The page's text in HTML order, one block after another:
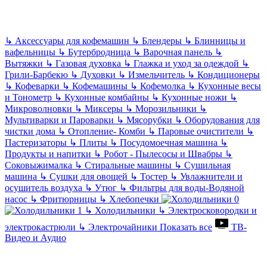
↳ Аксессуары для кофемашин ↳ Блендеры ↳ Блинницы и
вафельницы ↳ Бутербродница ↳ Варочная панель ↳
Вытяжки ↳ Газовая духовка ↳ Глажка и уход за одеждой ↳
Грили-Барбекю ↳ Духовки ↳ Измельчитель ↳ Кондиционеры
↳ Кофеварки ↳ Кофемашины ↳ Кофемолка ↳ Кухонные весы
и Тонометр ↳ Кухонные комбайны ↳ Кухонные ножи ↳
Микроволновки ↳ Миксеры ↳ Морозильники ↳
Мультиварки и Пароварки ↳ Мясорубки ↳ Оборудования для
чистки дома ↳ Отопление- Комби ↳ Паровые очистители ↳
Пастеризаторы ↳ Плиты ↳ Посудомоечная машина ↳
Продукты и напитки ↳ Робот - Пылесосы и Швабры ↳
Соковыжималка ↳ Стиральные машины ↳ Сушильная
машина ↳ Сушки для овощей ↳ Тостер ↳ Увлажнители и
осушитель воздуха ↳ Утюг ↳ Фильтры для воды-Водяной
насос ↳ Фритюрницы ↳ Хлебопечки
↳ Холодильники ↳ Электросковородки и
электрокастрюли ↳ Электрочайники Показать все
ТВ-
Видео и Аудио